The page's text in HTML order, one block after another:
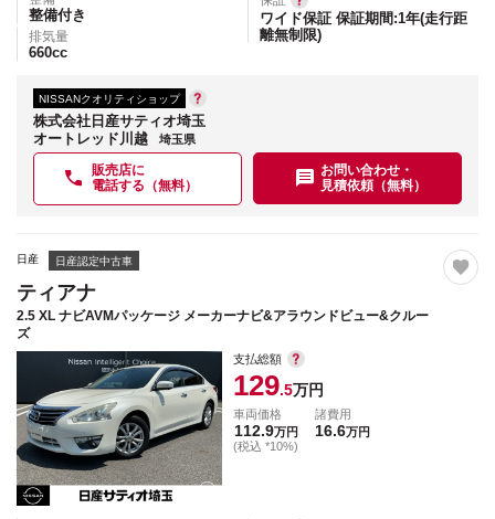
整備付き
排気量
660cc
ワイド保証 保証期間:1年(走行距
離無制限)
NISSANクオリティショップ
株式会社日産サティオ埼玉
オートレッド川越
埼玉県
販売店に
電話する（無料）
お問い合わせ・
見積依頼（無料）
日産 日産認定中古車
ティアナ
2.5 XL ナビAVMパッケージ メーカーナビ&アラウンドビュー&クルー
ズ
支払総額
129.5万円
車両価格
112.9万円
(税込 *10%)
諸費用
16.6万円